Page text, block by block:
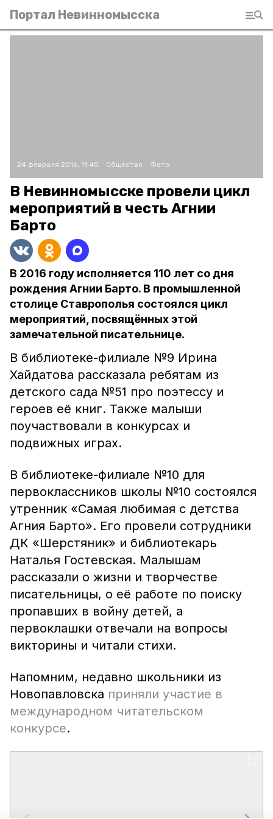
Портал Невинномысска
24 февраля 2016, 11:40 Общество Фото:
В Невинномысске провели цикл
мероприятий в честь Агнии
Барто
В 2016 году исполняется 110 лет со дня
рождения Агнии Барто. В промышленной
столице Ставрополья состоялся цикл
мероприятий, посвящённых этой
замечательной писательнице.
В библиотеке-филиале №9 Ирина
Хайдатова рассказала ребятам из
детского сада №51 про поэтессу и
героев её книг. Также малыши
поучаствовали в конкурсах и
подвижных играх.
В библиотеке-филиале №10 для
первоклассников школы №10 состоялся
утренник «Самая любимая с детства
Агния Барто». Его провели сотрудники
ДК «Шерстяник» и библиотекарь
Наталья Гостевская. Малышам
рассказали о жизни и творчестве
писательницы, о её работе по поиску
пропавших в войну детей, а
первоклашки отвечали на вопросы
викторины и читали стихи.
Напомним, недавно школьники из
Новопавловска приняли участие в
международном читательском
конкурсе.